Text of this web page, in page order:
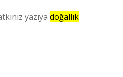
yazıya doğallık